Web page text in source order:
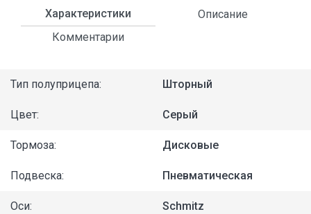
Характеристики
Описание
Комментарии
Тип полуприцепа: Шторный
Цвет: Серый
Тормоза: Дисковые
Подвеска: Пневматическая
Оси: Schmitz